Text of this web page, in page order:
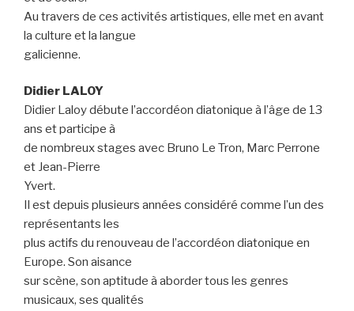
Au travers de ces activités artistiques, elle met en avant
la culture et la langue
galicienne.
Didier LALOY
Didier Laloy débute l’accordéon diatonique à l’âge de 13
ans et participe à
de nombreux stages avec Bruno Le Tron, Marc Perrone
et Jean-Pierre
Yvert.
Il est depuis plusieurs années considéré comme l’un des
représentants les
plus actifs du renouveau de l’accordéon diatonique en
Europe. Son aisance
sur scène, son aptitude à aborder tous les genres
musicaux, ses qualités